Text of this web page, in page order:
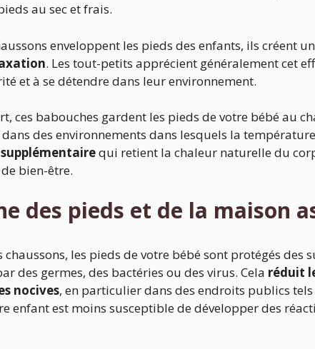
au sec et frais.
enveloppent les pieds des enfants, ils créent
. Les tout-petits apprécient généralement cet
et à se détendre dans leur environnement.
ces babouches gardent les pieds de votre bébé au
des environnements dans lesquels la
qui retient la chaleur naturelle du
bien-être.
des pieds et de la maison
chaussons, les pieds de votre bébé sont protégés des
des germes, des bactéries ou des virus. Cela réduit
nocives, en particulier dans des endroits publics
enfant est moins susceptible de développer des